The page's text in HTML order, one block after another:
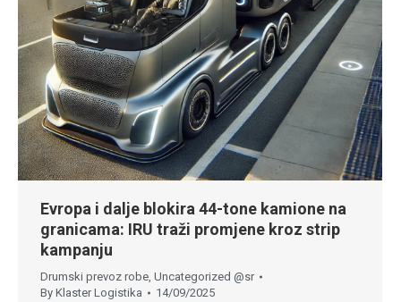
Evropa i dalje blokira 44-tone kamione na
granicama: IRU traži promjene kroz strip
kampanju
Drumski prevoz robe, Uncategorized @sr
By Klaster Logistika 14/09/2025